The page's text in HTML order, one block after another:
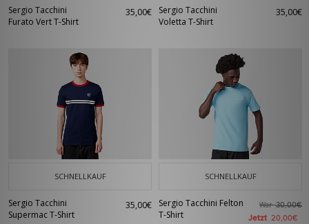
Sergio Tacchini
Furato Vert T-Shirt
35,00€
Sergio Tacchini
Voletta T-Shirt
35,00€
SCHNELLKAUF
Sergio Tacchini
Supermac T-Shirt
35,00€
SCHNELLKAUF
Sergio Tacchini Felton
T-Shirt
War30,00€
Jetzt 20,00€